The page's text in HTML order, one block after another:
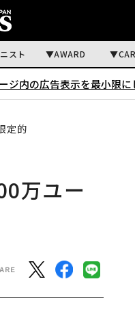
スト AWARD
ジ内の広告表示を最小限に
定的
万ユー